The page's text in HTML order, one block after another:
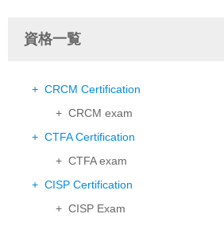
資格一覧
+ CRCM Certification
+ CRCM exam
+ CTFA Certification
+ CTFA exam
+ CISP Certification
+ CISP Exam